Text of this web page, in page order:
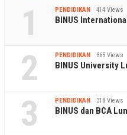
1 PENDIDIKAN 414 Views
BINUS
2 PENDIDIKAN 365 Views
BINUS University
3 PENDIDIKAN 318 Views
BINUS dan BCA